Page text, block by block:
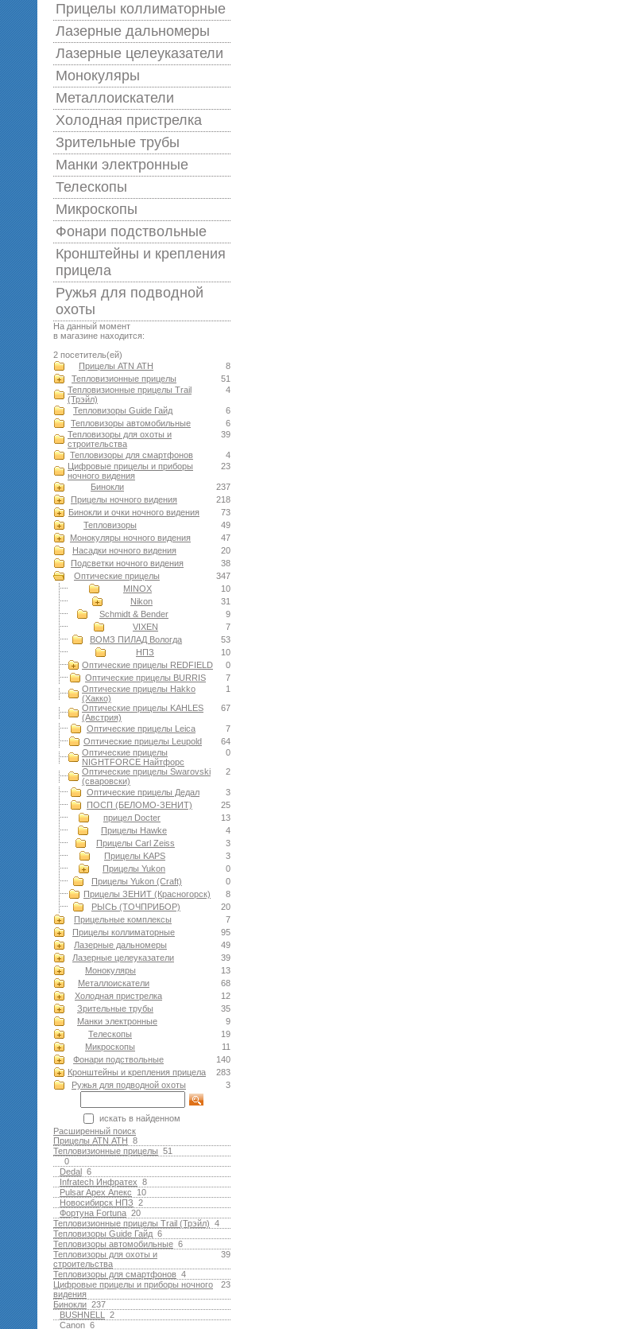
Прицелы коллиматорные
Лазерные дальномеры
Лазерные целеуказатели
Монокуляры
Металлоискатели
Холодная пристрелка
Зрительные трубы
Манки электронные
Телескопы
Микроскопы
Фонари подствольные
Кронштейны и крепления
прицела
Ружья для подводной
оxоты
На данный момент
в магазине находится:
2 посетитель(ей)
8
Прицелы ATN АТН
51
Тепловизионные прицелы
4
Тепловизионные прицелы Trail
(Трэйл)
6
Тепловизоры Guide Гайд
6
Тепловизоры автомобильные
39
Тепловизоры для охоты и
строительства
4
Тепловизоры для смартфонов
23
Цифровые прицелы и приборы
ночного видения
237
Бинокли
218
Прицелы ночного видения
73
Бинокли и очки ночного видения
49
Тепловизоры
47
Монокуляры ночного видения
20
Насадки ночного видения
38
Подсветки ночного видения
347
Оптические прицелы
10
MINOX
31
Nikon
9
Schmidt & Bender
7
VIXEN
53
ВОМЗ ПИЛАД Вологда
10
НПЗ
0
Оптические прицелы REDFIELD
7
Оптические прицелы BURRIS
1
Оптические прицелы Hakko
(Хакко)
67
Оптические прицелы KAHLES
(Австрия)
7
Оптические прицелы Leica
64
Оптические прицелы Leupold
0
Оптические прицелы
NIGHTFORCE Найтфорс
2
Оптические прицелы Swarovski
(сваровски)
3
Оптические прицелы Дедал
25
ПОСП (БЕЛОМО-ЗЕНИТ)
13
прицел Docter
4
Прицелы Hawke
3
Прицелы Carl Zeiss
3
Прицелы KAPS
0
Прицелы Yukon
0
Прицелы Yukon (Craft)
8
Прицелы ЗЕНИТ (Красногорск)
20
РЫСЬ (ТОЧПРИБОР)
7
Прицельные комплексы
95
Прицелы коллиматорные
49
Лазерные дальномеры
39
Лазерные целеуказатели
13
Монокуляры
68
Металлоискатели
12
Холодная пристрелка
35
Зрительные трубы
9
Манки электронные
19
Телескопы
11
Микроскопы
140
Фонари подствольные
283
Кронштейны и крепления прицела
3
Ружья для подводной оxоты
искать в найденном
Расширенный поиск
8
Прицелы ATN АТН
51
Тепловизионные прицелы
0
6
Dedal
8
Infratech Инфратех
10
Pulsar Apex Апекс
2
Новосибирск НПЗ
20
Фортуна Fortuna
4
Тепловизионные прицелы Trail (Трэйл)
6
Тепловизоры Guide Гайд
6
Тепловизоры автомобильные
39
Тепловизоры для охоты и
строительства
4
Тепловизоры для смартфонов
23
Цифровые прицелы и приборы ночного
видения
237
Бинокли
2
BUSHNELL
6
Canon